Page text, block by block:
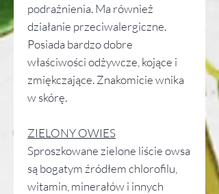
podrażnienia. Ma również
działanie przeciwalergiczne.
Posiada bardzo dobre
właściwości odżywcze, kojące i
zmiękczające. Znakomicie wnika
w skórę.
ZIELONY OWIES
Sproszkowane zielone liście owsa
są bogatym źródłem chlorofilu,
witamin, minerałów i innych